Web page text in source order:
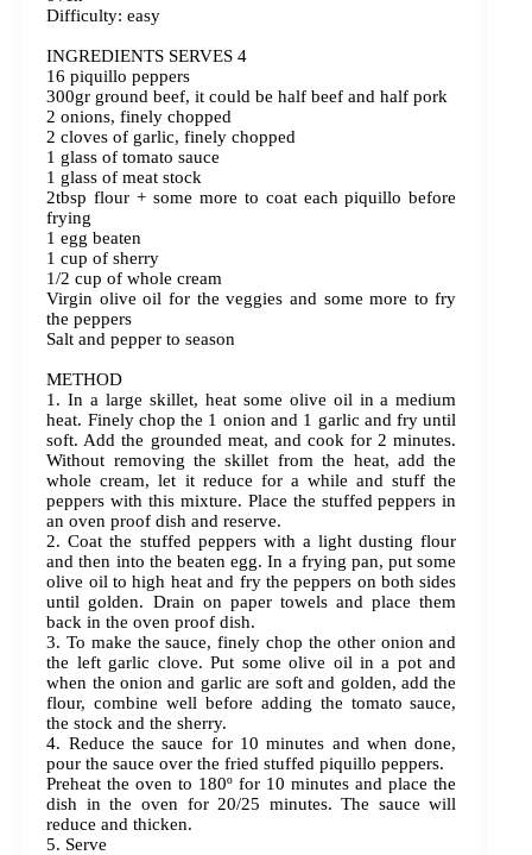
Difficulty: easy
INGREDIENTS SERVES 4
16 piquillo peppers
300gr ground beef, it could be half beef and half pork
2 onions, finely chopped
2 cloves of garlic, finely chopped
1 glass of tomato sauce
1 glass of meat stock
2tbsp flour + some more to coat each piquillo before
frying
1 egg beaten
1 cup of sherry
1/2 cup of whole cream
Virgin olive oil for the veggies and some more to fry
the peppers
Salt and pepper to season
METHOD
1. In a large skillet, heat some olive oil in a medium
heat. Finely chop the 1 onion and 1 garlic and fry until
soft. Add the grounded meat, and cook for 2 minutes.
Without removing the skillet from the heat, add the
whole cream, let it reduce for a while and stuff the
peppers with this mixture. Place the stuffed peppers in
an oven proof dish and reserve.
2. Coat the stuffed peppers with a light dusting flour
and then into the beaten egg. In a frying pan, put some
olive oil to high heat and fry the peppers on both sides
until golden. Drain on paper towels and place them
back in the oven proof dish.
3. To make the sauce, finely chop the other onion and
the left garlic clove. Put some olive oil in a pot and
when the onion and garlic are soft and golden, add the
flour, combine well before adding the tomato sauce,
the stock and the sherry.
4. Reduce the sauce for 10 minutes and when done,
pour the sauce over the fried stuffed piquillo peppers.
Preheat the oven to 180º for 10 minutes and place the
dish in the oven for 20/25 minutes. The sauce will
reduce and thicken.
5. Serve